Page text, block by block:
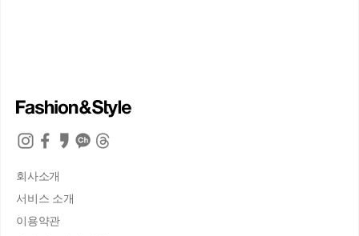
회사소개
서비스 소개
이용약관